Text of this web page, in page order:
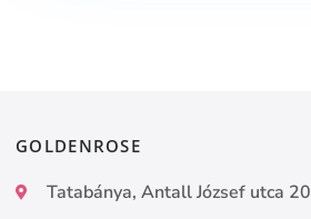
GOLDENROSE
Tatabánya, Antall József utca 20